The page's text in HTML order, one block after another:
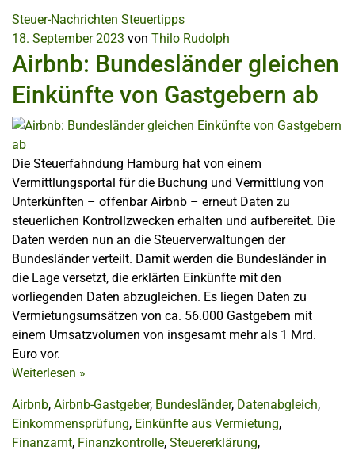
Steuer-Nachrichten Steuertipps
18. September 2023 von Thilo Rudolph
Airbnb: Bundesländer gleichen
Einkünfte von Gastgebern ab
Die Steuerfahndung Hamburg hat von einem
Vermittlungsportal für die Buchung und Vermittlung von
Unterkünften – offenbar Airbnb – erneut Daten zu
steuerlichen Kontrollzwecken erhalten und aufbereitet. Die
Daten werden nun an die Steuerverwaltungen der
Bundesländer verteilt. Damit werden die Bundesländer in
die Lage versetzt, die erklärten Einkünfte mit den
vorliegenden Daten abzugleichen. Es liegen Daten zu
Vermietungsumsätzen von ca. 56.000 Gastgebern mit
einem Umsatzvolumen von insgesamt mehr als 1 Mrd.
Euro vor.
Weiterlesen »
Airbnb, Airbnb-Gastgeber, Bundesländer, Datenabgleich,
Einkommensprüfung, Einkünfte aus Vermietung,
Finanzamt, Finanzkontrolle, Steuererklärung,